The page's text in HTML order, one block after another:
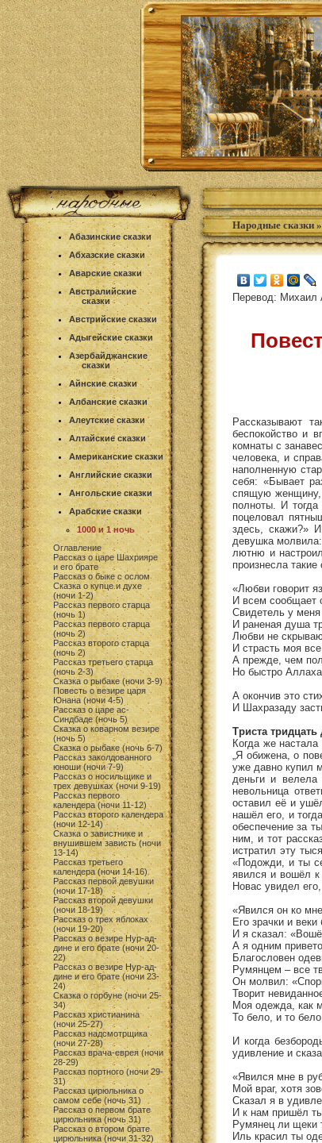
Абазинские сказки
Абхазские сказки
Аварские сказки
Австралийские
сказки
Австрийские сказки
Адыгейские сказки
Азербайджанские
сказки
Айнские сказки
Албанские сказки
Алеутские сказки
Алтайские сказки
Американские сказки
Английские сказки
Ангольские сказки
Арабские сказки
1000 и 1 ночь
Оглавление
Рассказ о царе Шахрияре
и его брате
Рассказ о быке с ослом
Сказка о купце и духе
(ночи 1-2)
Рассказ первого старца
(ночь 1)
Рассказ первого старца
(ночь 2)
Рассказ второго старца
(ночь 2)
Рассказ третьего старца
(ночь 2-3)
Сказка о рыбаке (ночи 3-9)
Повесть о везире царя
Юнана (ночи 4-5)
Рассказ о царе ас-
Синдбаде (ночь 5)
Сказка о коварном везире
(ночь 5)
Сказка о рыбаке (ночь 6-7)
Рассказ заколдованного
юноши (ночи 7-9)
Рассказ о носильщике и
трех девушках (ночи 9-19)
Рассказ первого
календера (ночи 11-12)
Рассказ второго календера
(ночи 12-14)
Сказка о завистнике и
внушившем зависть (ночи
13-14)
Рассказ третьего
календера (ночи 14-16)
Рассказ первой девушки
(ночи 17-18)
Рассказ второй девушки
(ночи 18-19)
Рассказ о трех яблоках
(ночи 19-20)
Рассказ о везире Нур-ад-
дине и его брате (ночи 20-
22)
Рассказ о везире Нур-ад-
дине и его брате (ночи 23-
24)
Сказка о горбуне (ночи 25-
34)
Рассказ христианина
(ночи 25-27)
Рассказ надсмотрщика
(ночи 27-28)
Рассказ врача-еврея (ночи
28-29)
Рассказ портного (ночи 29-
31)
Рассказ цирюльника о
самом себе (ночь 31)
Рассказ о первом брате
цирюльника (ночь 31)
Рассказ о втором брате
цирюльника (ночи 31-32)
Народные сказки »
Перевод: Михаил
Рассказывают
беспокойство и
комнаты с
человека, и
наполненную
себя: «Бывает
спящую женщину,
полноты. И
поцеловал
здесь, скажи?»
девушка
лютню и
произнесла такие
«Любви говорит
И всем сообщает
Свидетель у меня
И раненая душа
Любви не
И страсть моя
А прежде, чем
Но быстро
А окончив это
И Шахразаду
Триста тридцать
Когда же
„Я обижена, о
уже давно купил
деньги и
невольница
оставил её и
нашёл его, и
обеспечение за
ним, и тот
истратил эту
«Подожди, и ты
явился и вошёл
Новас увидел
«Явился он ко
Его зрачки и
И я сказал:
А я одним
Благословен
Румянцем – все
Он молвил:
Творит
Моя одежда, как
То бело, и то
И когда
удивление и
«Явился мне в
Мой враг, хотя
Сказал я в
И к нам пришёл
Румянец ли щеки
Иль красил ты